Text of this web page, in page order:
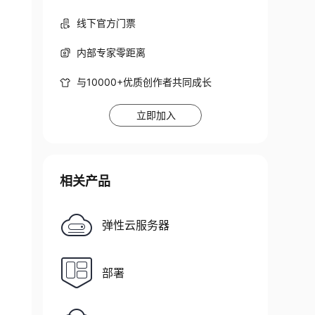
线下官方门票
内部专家零距离
与10000+优质创作者共同成长
立即加入
相关产品
弹性云服务器
部署